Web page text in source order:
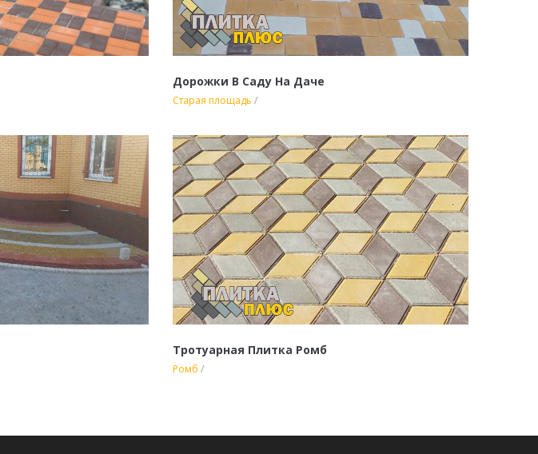
Дорожки В Саду На Даче
Старая площадь /
Тротуарная Плитка Ромб
Ромб /